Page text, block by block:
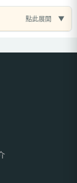
點此展開